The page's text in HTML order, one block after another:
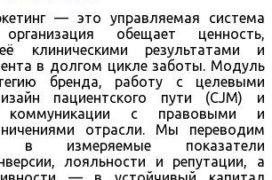
— это управляемая система
обещает ценность,
клиническими результатами и
в долгом цикле заботы. Модуль
бренда, работу с целевыми
пациентского пути (CJM) и
коммуникации с правовыми и
отрасли. Мы переводим
в измеряемые показатели
лояльности и репутации, а